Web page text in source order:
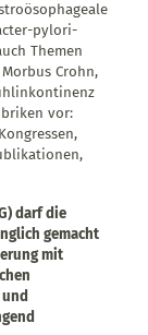
pylori-
Themen
Crohn,
vor:
darf die
gemacht
mit